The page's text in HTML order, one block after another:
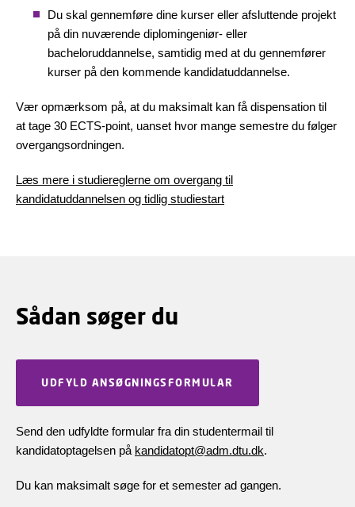
Du skal gennemføre dine kurser eller afsluttende projekt
på din nuværende diplomingeniør- eller
bacheloruddannelse, samtidig med at du gennemfører
kurser på den kommende kandidatuddannelse.
Vær opmærksom på, at du maksimalt kan få dispensation til
at tage 30 ECTS-point, uanset hvor mange semestre du følger
overgangsordningen.
Læs mere i studiereglerne om overgang til
kandidatuddannelsen og tidlig studiestart
Sådan søger du
UDFYLD ANSØGNINGSFORMULAR
Send den udfyldte formular fra din studentermail til
kandidatoptagelsen på kandidatopt@adm.dtu.dk.
Du kan maksimalt søge for et semester ad gangen.